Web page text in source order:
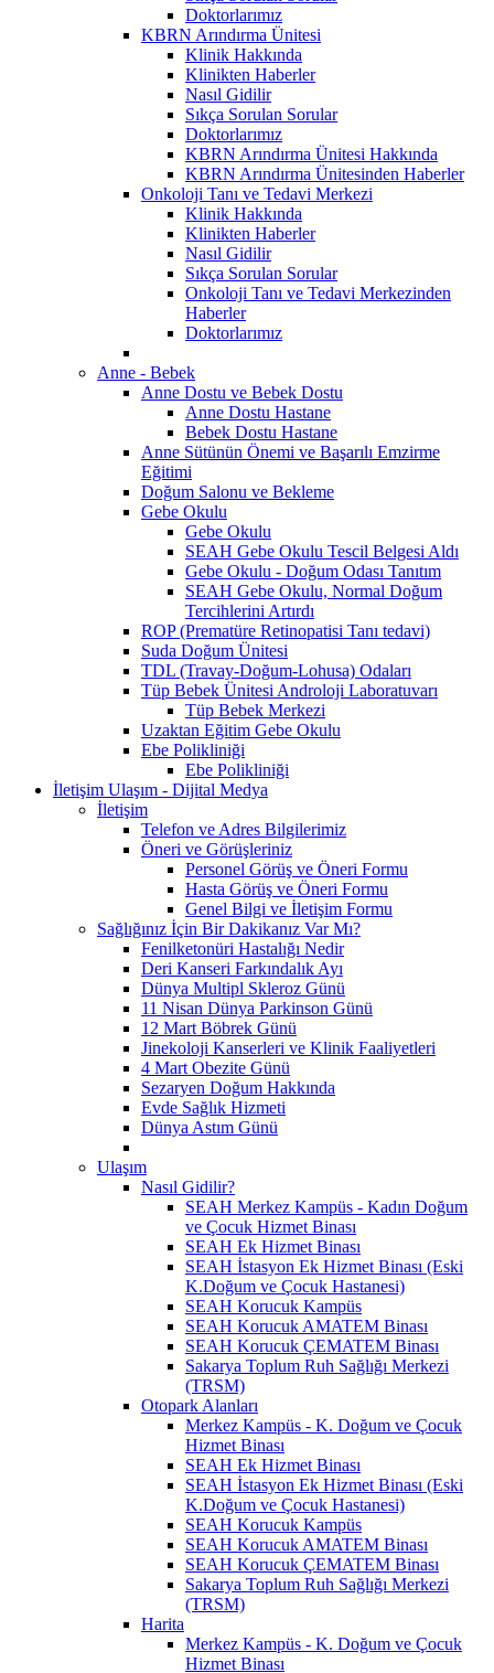
Doktorlarımız
KBRN Arındırma Ünitesi
Klinik Hakkında
Klinikten Haberler
Nasıl Gidilir
Sıkça Sorulan Sorular
Doktorlarımız
KBRN Arındırma Ünitesi Hakkında
KBRN Arındırma Ünitesinden Haberler
Onkoloji Tanı ve Tedavi Merkezi
Klinik Hakkında
Klinikten Haberler
Nasıl Gidilir
Sıkça Sorulan Sorular
Onkoloji Tanı ve Tedavi Merkezinden
Haberler
Doktorlarımız
Anne - Bebek
Anne Dostu ve Bebek Dostu
Anne Dostu Hastane
Bebek Dostu Hastane
Anne Sütünün Önemi ve Başarılı Emzirme
Eğitimi
Doğum Salonu ve Bekleme
Gebe Okulu
Gebe Okulu
SEAH Gebe Okulu Tescil Belgesi Aldı
Gebe Okulu - Doğum Odası Tanıtım
SEAH Gebe Okulu, Normal Doğum
Tercihlerini Artırdı
ROP (Prematüre Retinopatisi Tanı tedavi)
Suda Doğum Ünitesi
TDL (Travay-Doğum-Lohusa) Odaları
Tüp Bebek Ünitesi Androloji Laboratuvarı
Tüp Bebek Merkezi
Uzaktan Eğitim Gebe Okulu
Ebe Polikliniği
Ebe Polikliniği
İletişim Ulaşım - Dijital Medya
İletişim
Telefon ve Adres Bilgilerimiz
Öneri ve Görüşleriniz
Personel Görüş ve Öneri Formu
Hasta Görüş ve Öneri Formu
Genel Bilgi ve İletişim Formu
Sağlığınız İçin Bir Dakikanız Var Mı?
Fenilketonüri Hastalığı Nedir
Deri Kanseri Farkındalık Ayı
Dünya Multipl Skleroz Günü
11 Nisan Dünya Parkinson Günü
12 Mart Böbrek Günü
Jinekoloji Kanserleri ve Klinik Faaliyetleri
4 Mart Obezite Günü
Sezaryen Doğum Hakkında
Evde Sağlık Hizmeti
Dünya Astım Günü
Ulaşım
Nasıl Gidilir?
SEAH Merkez Kampüs - Kadın Doğum
ve Çocuk Hizmet Binası
SEAH Ek Hizmet Binası
SEAH İstasyon Ek Hizmet Binası (Eski
K.Doğum ve Çocuk Hastanesi)
SEAH Korucuk Kampüs
SEAH Korucuk AMATEM Binası
SEAH Korucuk ÇEMATEM Binası
Sakarya Toplum Ruh Sağlığı Merkezi
(TRSM)
Otopark Alanları
Merkez Kampüs - K. Doğum ve Çocuk
Hizmet Binası
SEAH Ek Hizmet Binası
SEAH İstasyon Ek Hizmet Binası (Eski
K.Doğum ve Çocuk Hastanesi)
SEAH Korucuk Kampüs
SEAH Korucuk AMATEM Binası
SEAH Korucuk ÇEMATEM Binası
Sakarya Toplum Ruh Sağlığı Merkezi
(TRSM)
Harita
Merkez Kampüs - K. Doğum ve Çocuk
Hizmet Binası